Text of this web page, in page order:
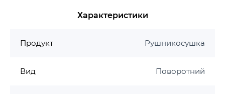
електроенергію.
AISI 304, яка стійка до корозії і механічних
· Висота - 82 см
Характеристики
Продукт Рушникосушка
Вид Поворотний